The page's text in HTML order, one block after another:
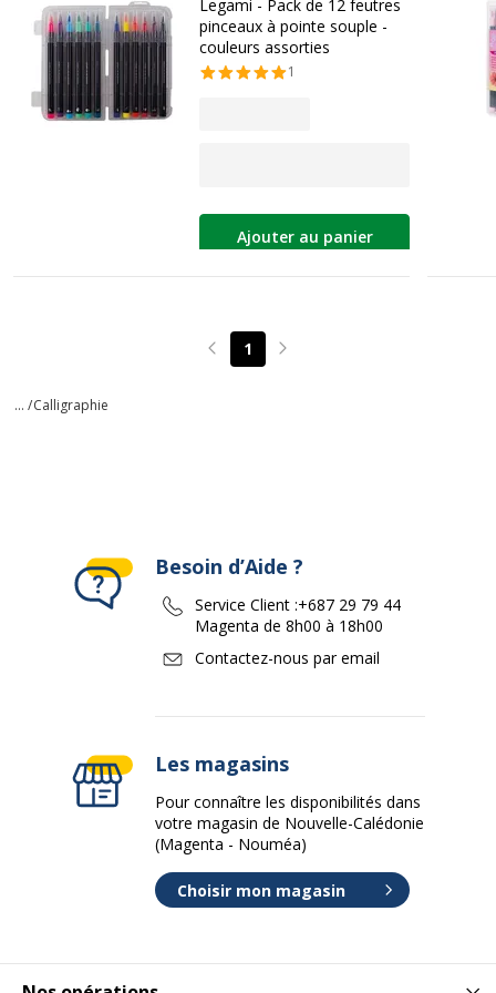
Legami - Pack de 12 feutres
pinceaux à pointe souple -
couleurs assorties
1
Ajouter au panier
Page précédente
1 Page suivante
... /Calligraphie
Besoin d’Aide ?
Service Client :+687 29 79 44
Magenta de 8h00 à 18h00
Contactez-nous par email
Les magasins
Pour connaître les disponibilités dans
votre magasin de Nouvelle-Calédonie
(Magenta - Nouméa)
Choisir mon magasin